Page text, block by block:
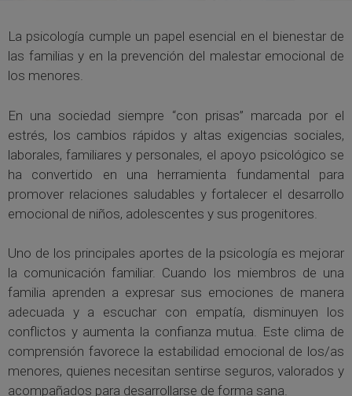
La psicología cumple un papel esencial en el bienestar de
las familias y en la prevención del malestar emocional de
los menores.
En una sociedad siempre “con prisas” marcada por el
estrés, los cambios rápidos y altas exigencias sociales,
laborales, familiares y personales, el apoyo psicológico se
ha convertido en una herramienta fundamental para
promover relaciones saludables y fortalecer el desarrollo
emocional de niños, adolescentes y sus progenitores.
Uno de los principales aportes de la psicología es mejorar
la comunicación familiar. Cuando los miembros de una
familia aprenden a expresar sus emociones de manera
adecuada y a escuchar con empatía, disminuyen los
conflictos y aumenta la confianza mutua. Este clima de
comprensión favorece la estabilidad emocional de los/as
menores, quienes necesitan sentirse seguros, valorados y
acompañados para desarrollarse de forma sana.